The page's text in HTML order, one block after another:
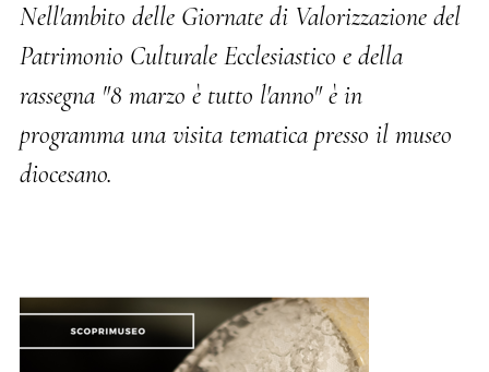
Nell'ambito delle Giornate di Valorizzazione del
Patrimonio Culturale Ecclesiastico e della
rassegna "8 marzo è tutto l'anno" è in
programma una visita tematica presso il museo
diocesano.